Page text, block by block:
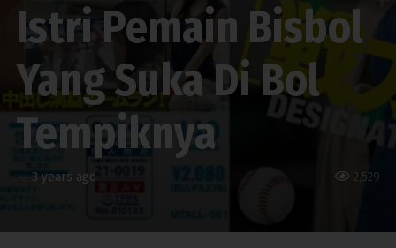
2,529
Istri Pemain Bisbol
Yang Suka Di Bol
Tempiknya
— 3 years ago